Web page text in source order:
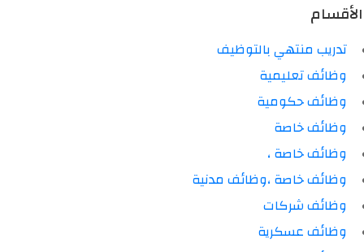
الأقسام
تدريب منتهي بالتوظيف
وظائف تعليمية
وظائف حكومية
وظائف خاصة
وظائف خاصة ،
وظائف خاصة ،وظائف مدنية
وظائف شركات
وظائف عسكرية